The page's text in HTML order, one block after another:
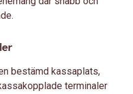
bestämd kassaplats,
terminaler